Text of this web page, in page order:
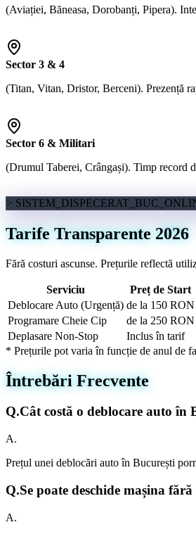
(Aviației, Băneasa, Dorobanți, Pipera).
Sector 3 & 4
(Titan, Vitan, Dristor, Berceni). Prezență
Sector 6 & Militari
(Drumul Taberei, Crângași). Timp record
>
Tarife Transparente 2026
Fără costuri ascunse. Prețurile reflectă
Serviciu Preț de Start
Deblocare Auto (Urgență) de la 150 RON
Programare Cheie Cip
de la 250 RON
Deplasare Non-Stop
Inclus în tarif
* Prețurile pot varia în funcție de anul de
Întrebări Frecvente
Q.Cât costă o deblocare auto în
A.
Prețul unei deblocări auto în București
Q.Se poate deschide mașina
A.